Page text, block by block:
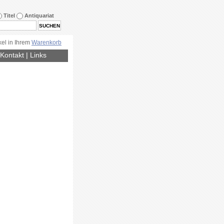
Titel Antiquariat
in Ihrem Warenkorb
Kontakt| Links